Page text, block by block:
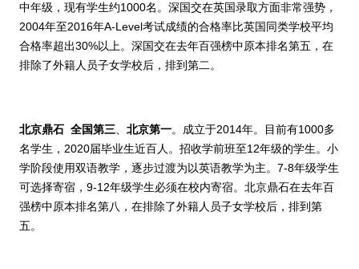
中年级，现有学生约1000名。 深国交在英国录取方面非常强势，
2004年至2016年A-Level考试成绩的合格率比英国同类学校平均
合格率超出30%以上。深国交在去年百强榜中原本排名第五，在
排除了外籍人员子女学校后，排到第二。
北京鼎石 全国第三 北京第一。成立于2014年。 目前有1000多
名学生， 2020届毕业生近百人。招收学前班至12年级的学生。小
学阶段使用双语教学，逐步过渡为以英语教学为主。 7-8年级学生
可选择寄宿， 9-12年级学生必须在校内寄宿。北京鼎石在去年百
强榜中原本排名第八，在排除了外籍人员子女学校后，排到第
五。